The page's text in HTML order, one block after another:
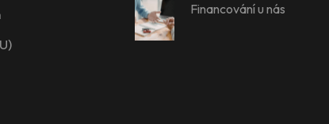
Financování u nás